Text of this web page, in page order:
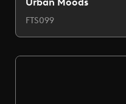
Urban Moods
FTS099